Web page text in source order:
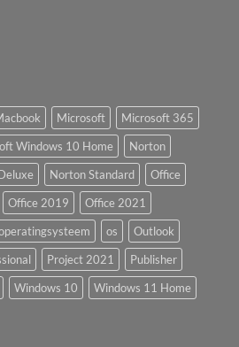
Microsoft
Microsoft 365
Windows 10 Home
Norton
Norton Standard
Office
Office 2019
Office 2021
os
Outlook
Project 2021
Publisher
Windows 10
Windows 11 Home